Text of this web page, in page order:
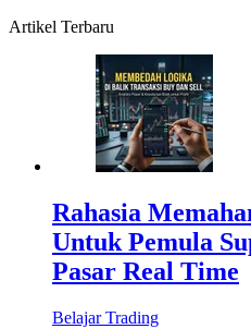
Artikel Terbaru
Rahasia
Untuk Pemula
Pasar Real Time
Belajar Trading